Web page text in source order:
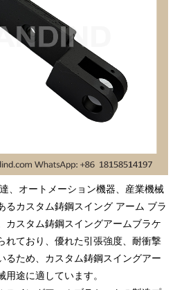
、オートメーション機器、産業機械
るカスタム鋳鋼スイング アーム ブラ
カスタム鋳鋼スイングアームブラケ
れており、優れた引張強度、耐衝撃
るため、カスタム鋳鋼スイングアー
用途に適しています。